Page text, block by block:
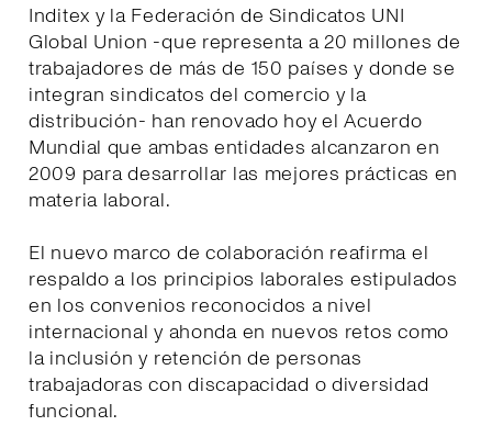
Inditex y la Federación de Sindicatos UNI
Global Union -que representa a 20 millones de
trabajadores de más de 150 países y donde se
integran sindicatos del comercio y la
distribución- han renovado hoy el Acuerdo
Mundial que ambas entidades alcanzaron en
2009 para desarrollar las mejores prácticas en
materia laboral.
El nuevo marco de colaboración reafirma el
respaldo a los principios laborales estipulados
en los convenios reconocidos a nivel
internacional y ahonda en nuevos retos como
la inclusión y retención de personas
trabajadoras con discapacidad o diversidad
funcional.